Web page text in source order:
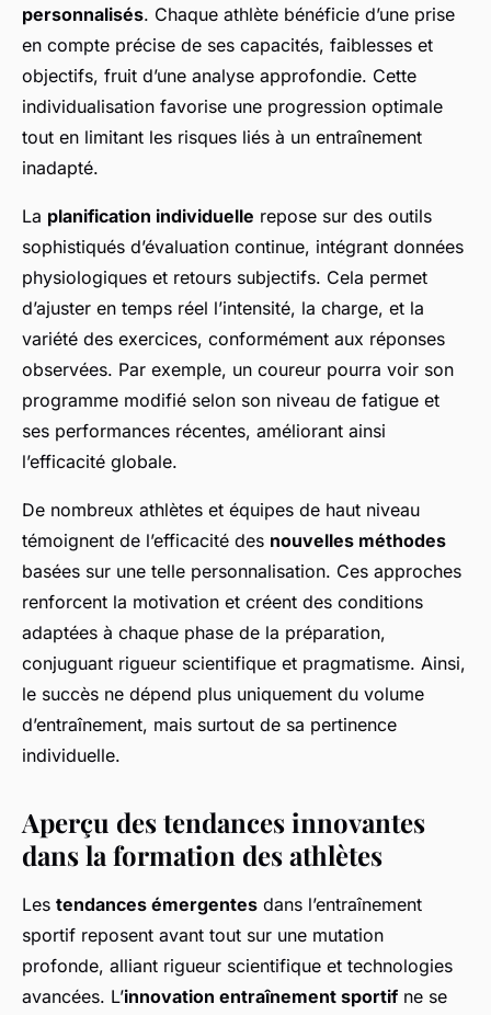
personnalisés. Chaque athlète bénéficie d’une prise
en compte précise de ses capacités, faiblesses et
objectifs, fruit d’une analyse approfondie. Cette
individualisation favorise une progression optimale
tout en limitant les risques liés à un entraînement
inadapté.
La planification individuelle repose sur des outils
sophistiqués d’évaluation continue, intégrant données
physiologiques et retours subjectifs. Cela permet
d’ajuster en temps réel l’intensité, la charge, et la
variété des exercices, conformément aux réponses
observées. Par exemple, un coureur pourra voir son
programme modifié selon son niveau de fatigue et
ses performances récentes, améliorant ainsi
l’efficacité globale.
De nombreux athlètes et équipes de haut niveau
témoignent de l’efficacité des nouvelles méthodes
basées sur une telle personnalisation. Ces approches
renforcent la motivation et créent des conditions
adaptées à chaque phase de la préparation,
conjuguant rigueur scientifique et pragmatisme. Ainsi,
le succès ne dépend plus uniquement du volume
d’entraînement, mais surtout de sa pertinence
individuelle.
Aperçu des tendances innovantes
dans la formation des athlètes
Les tendances émergentes dans l’entraînement
sportif reposent avant tout sur une mutation
profonde, alliant rigueur scientifique et technologies
avancées. L’innovation entraînement sportifne se